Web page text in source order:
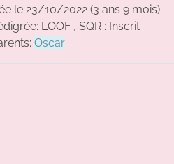
le 23/10/2022 (3 ans 9 mois)
LOOF , SQR : Inscrit
Oscar